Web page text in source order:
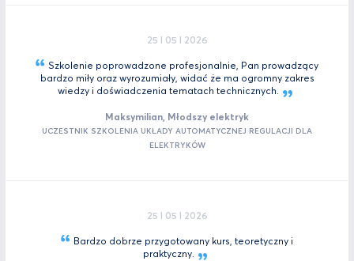
25 I 05 I 2026
Szkolenie poprowadzone profesjonalnie, Pan prowadzący
bardzo miły oraz wyrozumiały, widać że ma ogromny zakres
wiedzy i doświadczenia tematachtechnicznych.
Maksymilian, Młodszy elektryk
UCZESTNIK SZKOLENIA UKŁADY AUTOMATYCZNEJ REGULACJI DLA
ELEKTRYKÓW
25 I 05 I 2026
Bardzo dobrze przygotowany kurs, teoretyczny i
praktyczny.